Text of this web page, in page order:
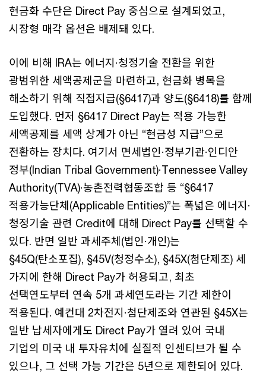
현금화 수단은 Direct Pay 중심으로 설계되었고,
시장형 매각 옵션은 배제돼 있다.
이에 비해 IRA는 에너지·청정기술 전환을 위한
광범위한 세액공제군을 마련하고, 현금화 병목을
해소하기 위해 직접지급(§6417)과 양도(§6418)를 함께
도입했다. 먼저 §6417 Direct Pay는 적용 가능한
세액공제를 세액 상계가 아닌 “현금성 지급”으로
전환하는 장치다. 여기서 면세법인·정부기관·인디안
정부(Indian Tribal Government)·Tennessee Valley
Authority(TVA)·농촌전력협동조합 등 “§6417
적용가능단체(Applicable Entities)”는 폭넓은 에너지·
청정기술 관련 Credit에 대해 Direct Pay를 선택할 수
있다. 반면 일반 과세주체(법인·개인)는
§45Q(탄소포집), §45V(청정수소), §45X(첨단제조) 세
가지에 한해 Direct Pay가 허용되고, 최초
선택연도부터 연속 5개 과세연도라는 기간 제한이
적용된다. 예컨대 2차전지·첨단제조와 연관된 §45X는
일반 납세자에게도 Direct Pay가 열려 있어 국내
기업의 미국 내 투자유치에 실질적 인센티브가 될 수
있으나, 그 선택 가능 기간은 5년으로 제한되어 있다.